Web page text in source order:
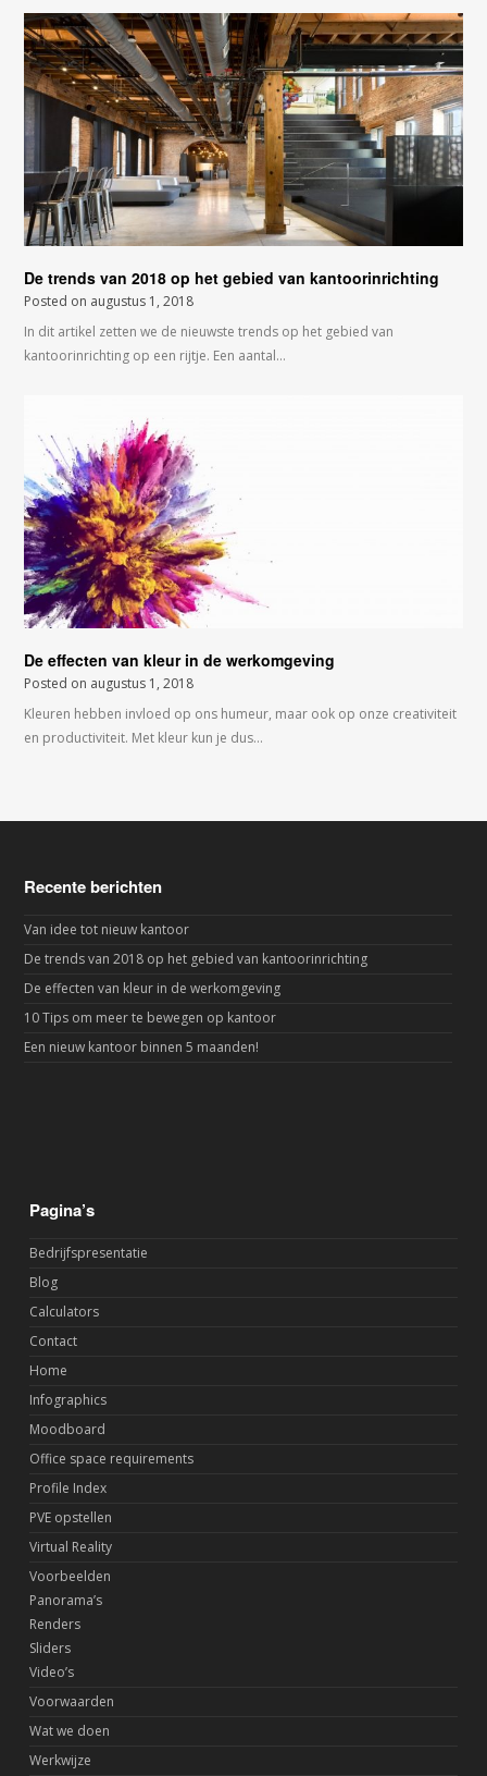
De trends van 2018 op het gebied van kantoorinrichting
Posted on augustus 1, 2018
In dit artikel zetten we de nieuwste trends op het gebied van
kantoorinrichting op een rijtje. Een aantal…
De effecten van kleur in de werkomgeving
Posted on augustus 1, 2018
Kleuren hebben invloed op ons humeur, maar ook op onze creativiteit
en productiviteit. Met kleur kun je dus…
Recente berichten
Van idee tot nieuw kantoor
De trends van 2018 op het gebied van kantoorinrichting
De effecten van kleur in de werkomgeving
10 Tips om meer te bewegen op kantoor
Een nieuw kantoor binnen 5 maanden!
Pagina’s
Bedrijfspresentatie
Blog
Calculators
Contact
Home
Infographics
Moodboard
Office space requirements
Profile Index
PVE opstellen
Virtual Reality
Voorbeelden
Panorama’s
Renders
Sliders
Video’s
Voorwaarden
Wat we doen
Werkwijze